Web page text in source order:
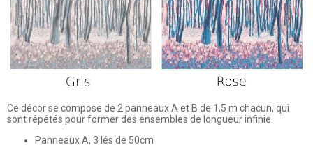
Ce décor se compose de 2 panneaux A et B de 1,5 m chacun, qui
sont répétés pour former des ensembles de longueur infinie.
Panneaux A, 3 lés de 50cm